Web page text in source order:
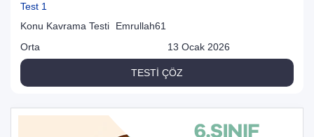
Test 1
Konu Kavrama Testi
Emrullah61
Orta
13 Ocak 2026
TESTİ ÇÖZ